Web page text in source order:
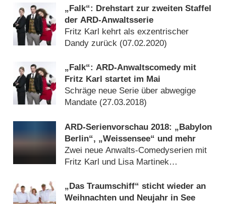
„Falk“: Drehstart zur zweiten Staffel
der ARD-Anwaltsserie
Fritz Karl kehrt als exzentrischer
Dandy zurück (07.02.2020)
„Falk“: ARD-Anwaltscomedy mit
Fritz Karl startet im Mai
Schräge neue Serie über abwegige
Mandate (27.03.2018)
ARD-Serienvorschau 2018: „Babylon
Berlin“, „Weissensee“ und mehr
Zwei neue Anwalts-Comedyserien mit
Fritz Karl und Lisa Martinek
„Das Traumschiff“ sticht wieder an
Weihnachten und Neujahr in See